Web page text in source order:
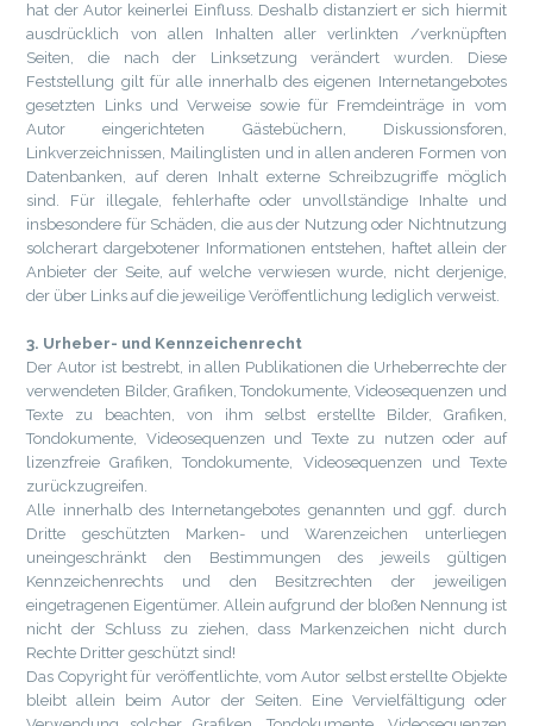
hat der Autor keinerlei Einfluss. Deshalb distanziert er sich hiermit
ausdrücklich von allen Inhalten aller verlinkten /verknüpften
Seiten, die nach der Linksetzung verändert wurden. Diese
Feststellung gilt für alle innerhalb des eigenen Internetangebotes
gesetzten Links und Verweise sowie für Fremdeinträge in vom
Autor eingerichteten Gästebüchern, Diskussionsforen,
Linkverzeichnissen, Mailinglisten und in allen anderen Formen von
Datenbanken, auf deren Inhalt externe Schreibzugriffe möglich
sind. Für illegale, fehlerhafte oder unvollständige Inhalte und
insbesondere für Schäden, die aus der Nutzung oder Nichtnutzung
solcherart dargebotener Informationen entstehen, haftet allein der
Anbieter der Seite, auf welche verwiesen wurde, nicht derjenige,
der über Links auf die jeweilige Veröffentlichung lediglich verweist.
3. Urheber- und Kennzeichenrecht
Der Autor ist bestrebt, in allen Publikationen die Urheberrechte der
verwendeten Bilder, Grafiken, Tondokumente, Videosequenzen und
Texte zu beachten, von ihm selbst erstellte Bilder, Grafiken,
Tondokumente, Videosequenzen und Texte zu nutzen oder auf
lizenzfreie Grafiken, Tondokumente, Videosequenzen und Texte
zurückzugreifen.
Alle innerhalb des Internetangebotes genannten und ggf. durch
Dritte geschützten Marken- und Warenzeichen unterliegen
uneingeschränkt den Bestimmungen des jeweils gültigen
Kennzeichenrechts und den Besitzrechten der jeweiligen
eingetragenen Eigentümer. Allein aufgrund der bloßen Nennung ist
nicht der Schluss zu ziehen, dass Markenzeichen nicht durch
Rechte Dritter geschützt sind!
Das Copyright für veröffentlichte, vom Autor selbst erstellte Objekte
bleibt allein beim Autor der Seiten. Eine Vervielfältigung oder